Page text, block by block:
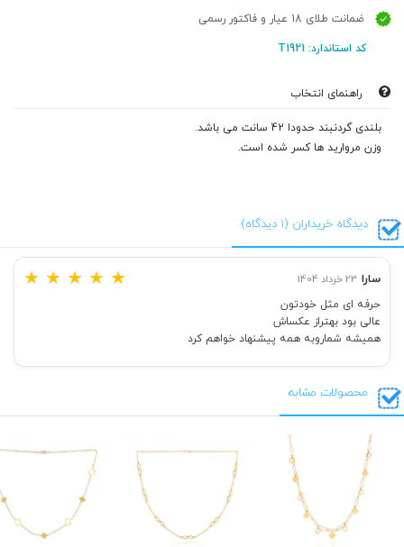
ضمانت طلای 18 عیار و فاکتور رسمی
کد استاندارد: T1921
راهنمای انتخاب
بلندی گردنبند حدودا 42 سانت می باشد.
وزن مروارید ها کسر شده است.
دیدگاه خریداران (1 دیدگاه)
سارا 23 خرداد 1404 ★ ★ ★ ★ ★
حرفه ای مثل خودتون
عالی بود بهتراز عکساش
همیشه شماروبه همه پیشنهاد خواهم کرد
محصولات مشابه